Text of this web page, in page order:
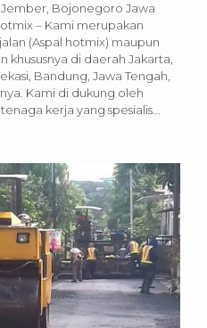
Bojonegoro Jawa
– Kami merupakan
(Aspal hotmix) maupun
khususnya di daerah Jakarta,
Bandung, Jawa Tengah,
Kami di dukung oleh
kerja yang spesialis...